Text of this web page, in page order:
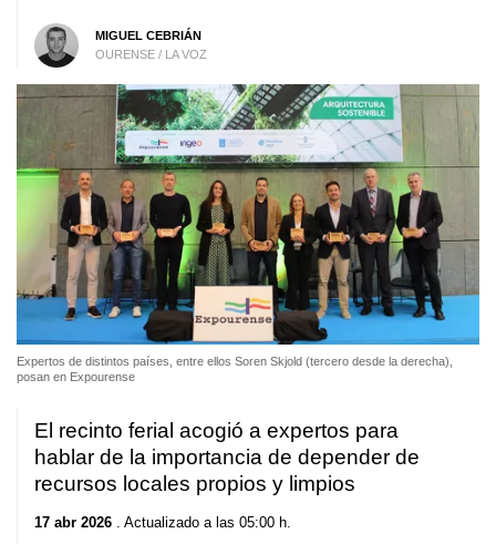
MIGUEL CEBRIÁN
OURENSE / LA VOZ
Expertos de distintos países, entre ellos Soren Skjold (tercero desde la derecha),
posan en Expourense
El recinto ferial acogió a expertos para
hablar de la importancia de depender de
recursos locales propios y limpios
17 abr 2026 . Actualizado a las 05:00 h.